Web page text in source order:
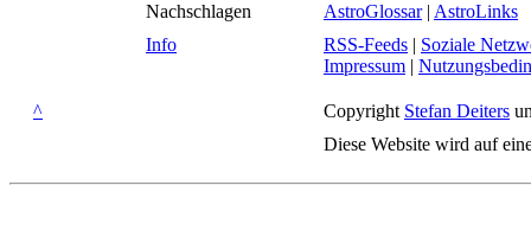
Nachschlagen
AstroGlossar| AstroLinks
Info
RSS-Feeds | Soziale
Impressum |
^ Copyright Stefan Deiters
Diese Website wird auf